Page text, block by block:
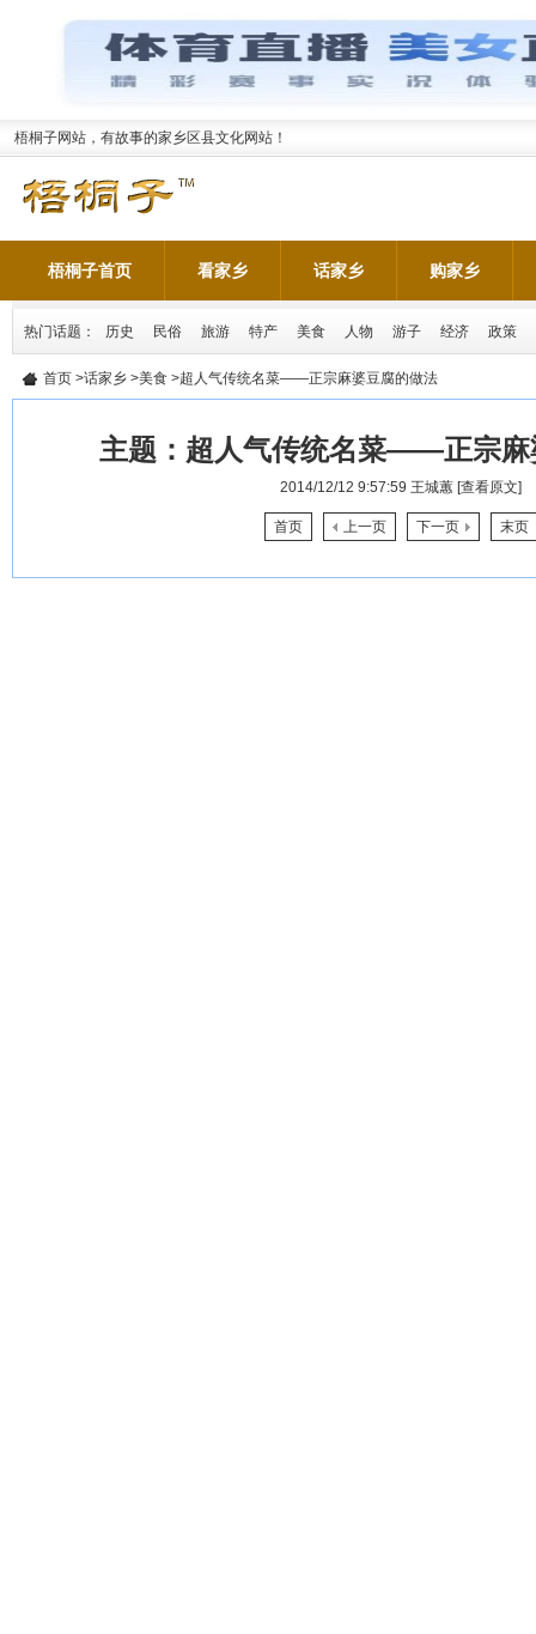
梧桐子网站，有故事的家乡区县文化网站！
梧桐子首页 看家乡 话家乡 购家乡
热门话题： 历史 民俗 旅游 特产 美食 人物 游子 经济 政策
首页 >话家乡 >美食 >超人气传统名菜——正宗麻婆豆腐的做法
主题： 超人气传统名菜——正宗麻
2014/12/12 9:57:59 王城蕙 [查看原文]
首页 上一页 下一页 末页